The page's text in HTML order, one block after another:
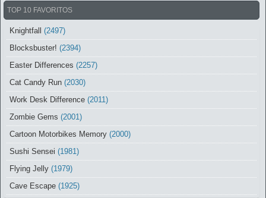
TOP 10 FAVORITOS
Knightfall
(2497)
Blocksbuster! (2394)
Easter Differences (2257)
Cat Candy Run (2030)
Work Desk Difference (2011)
Zombie Gems (2001)
Cartoon Motorbikes Memory (2000)
Sushi Sensei (1981)
Flying Jelly (1979)
Cave Escape (1925)